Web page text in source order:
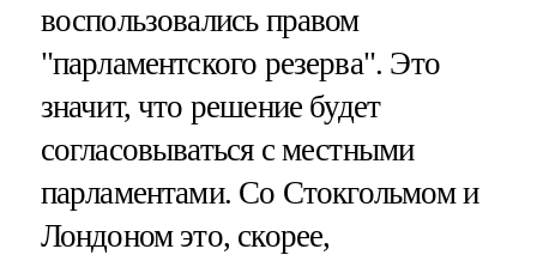
воспользовались правом
"парламентского резерва". Это
значит, что решение будет
согласовываться с местными
парламентами. Со Стокгольмом и
Лондоном это, скорее,